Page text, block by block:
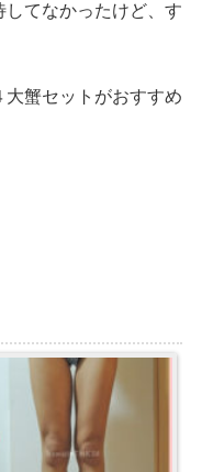
てなかったけど、す
蟹セットがおすすめ